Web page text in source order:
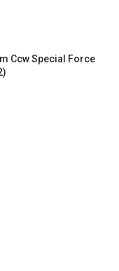
Ccw Special Force